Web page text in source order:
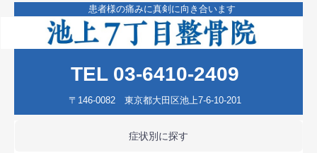
患者様の痛みに真剣に向き合います
TEL 03-6410-2409
〒146-0082 東京都大田区池上7-6-10-201
症状別に探す